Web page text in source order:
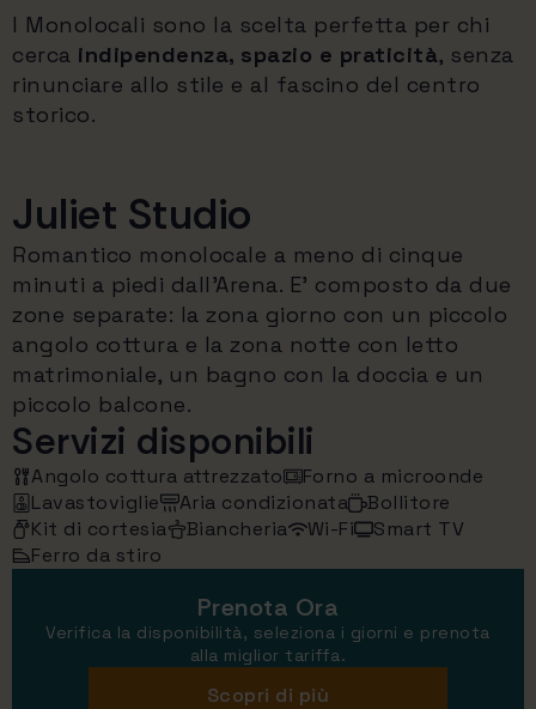
I Monolocali sono la scelta perfetta per chi
cerca indipendenza, spazio e praticità, senza
rinunciare allo stile e al fascino del centro
storico.
Juliet Studio
Romantico monolocale a meno di cinque
minuti a piedi dall'Arena. E' composto da due
zone separate: la zona giorno con un piccolo
angolo cottura e la zona notte con letto
matrimoniale, un bagno con la doccia e un
piccolo balcone.
Servizi disponibili
Angolo cottura attrezzato
Forno a microonde
Lavastoviglie
Aria condizionata
Bollitore
Kit di cortesia
Biancheria Wi-Fi
Smart TV
Ferro da stiro
Prenota Ora
Verifica la disponibilità, seleziona i giorni e prenota
alla miglior tariffa.
Scopri di più